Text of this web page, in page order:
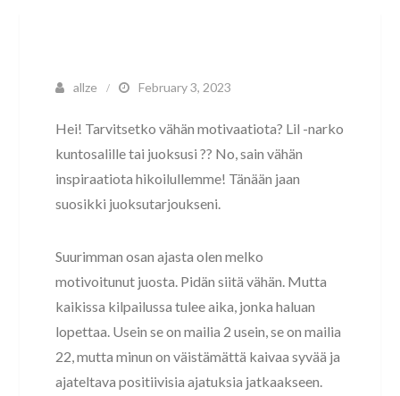
allze February 3, 2023
Hei! Tarvitsetko vähän motivaatiota? Lil -narko
kuntosalille tai juoksusi ?? No, sain vähän
inspiraatiota hikoilullemme! Tänään jaan
suosikki juoksutarjoukseni.
Suurimman osan ajasta olen melko
motivoitunut juosta. Pidän siitä vähän. Mutta
kaikissa kilpailussa tulee aika, jonka haluan
lopettaa. Usein se on mailia 2 usein, se on mailia
22, mutta minun on väistämättä kaivaa syvää ja
ajateltava positiivisia ajatuksia jatkaakseen.